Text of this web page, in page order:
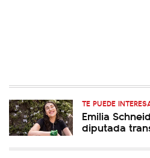
TE PUEDE
Emilia
diputada